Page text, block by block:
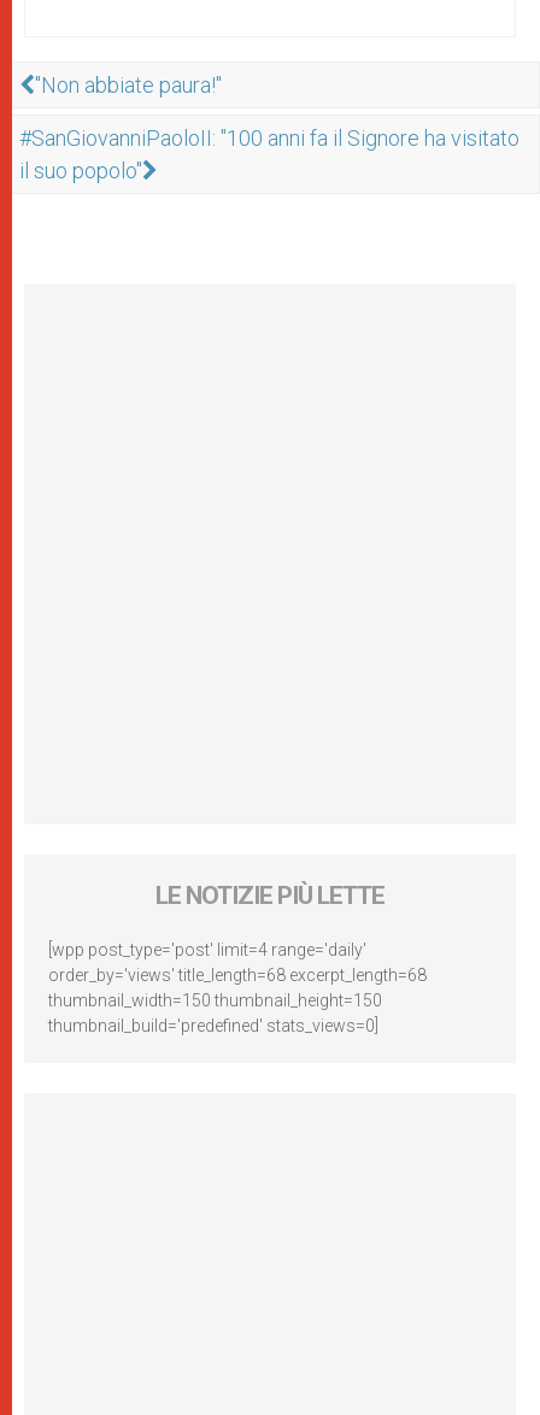
"Non abbiate paura!"
#SanGiovanniPaoloII: "100 anni fa il Signore ha visitato
il suo popolo"
LE NOTIZIE PIÙ LETTE
[wpp post_type='post' limit=4 range='daily'
order_by='views' title_length=68 excerpt_length=68
thumbnail_width=150 thumbnail_height=150
thumbnail_build='predefined' stats_views=0]